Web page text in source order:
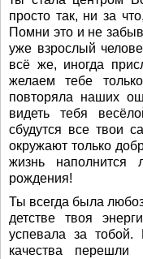
просто так, ни за
Помни это и не
уже взрослый
всё же, иногда
желаем тебе
повторяла наших
видеть тебя
сбудутся все твои
окружают только
жизнь
рождения!
Ты всегда была
детстве твоя
успевала за
качества